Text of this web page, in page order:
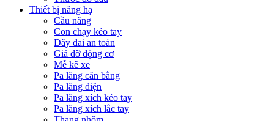
Thiết bị nâng hạ
Cầu nâng
Con chạy kéo tay
Dây đai an toàn
Giá đỡ động cơ
Mễ kê xe
Pa lăng cân bằng
Pa lăng điện
Pa lăng xích kéo tay
Pa lăng xích lắc tay